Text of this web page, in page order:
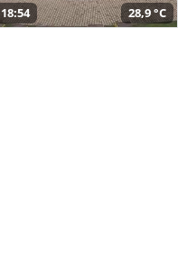
18:54 28,9 °C